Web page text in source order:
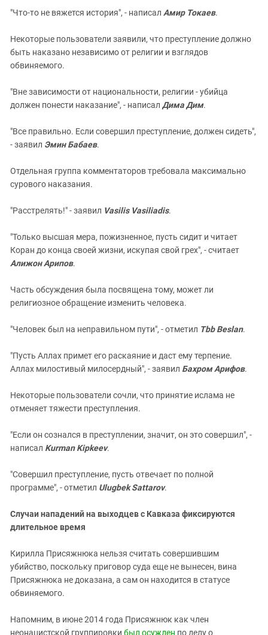
"Что-то не вяжется история", - написал Амир Токаев.
Некоторые пользователи заявили, что преступление должно
быть наказано независимо от религии и взглядов
обвиняемого.
"Вне зависимости от национальности, религии - убийца
должен понести наказание", - написал Дима Дим.
"Все правильно. Если совершил преступление, должен сидеть",
- заявил Эмин Бабаев.
Отдельная группа комментаторов требовала максимально
сурового наказания.
"Расстрелять!" - заявил Vasilis Vasiliadis.
"Только высшая мера, пожизненное, пусть сидит и читает
Коран до конца своей жизни, искупая свой грех", - считает
Алижон Арипов.
Часть обсуждения была посвящена тому, может ли
религиозное обращение изменить человека.
"Человек был на неправильном пути", - отметил Tbb Beslan.
"Пусть Аллах примет его раскаяние и даст ему терпение.
Аллах милостивый милосердный", - заявил Бахром Арифов.
Некоторые пользователи сочли, что принятие ислама не
отменяет тяжести преступления.
"Если он сознался в преступлении, значит, он это совершил", -
написал Kurman Kipkeev.
"Совершил преступление, пусть отвечает по полной
программе", - отметил Ulugbek Sattarov.
Случаи нападений на выходцев с Кавказа фиксируются
длительное время
Кирилла Присяжнюка нельзя считать совершившим
убийство, поскольку приговор суда еще не вынесен, вина
Присяжнюка не доказана, а сам он находится в статусе
обвиняемого.
Напомним, в июне 2014 года Присяжнюк как член
неонацистской группировки был осужден по делу о